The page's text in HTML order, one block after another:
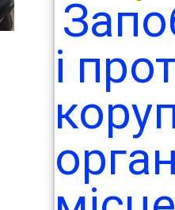
і